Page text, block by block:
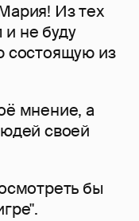
Из тех
не буду
состоящую из
мнение, а
своей
бы